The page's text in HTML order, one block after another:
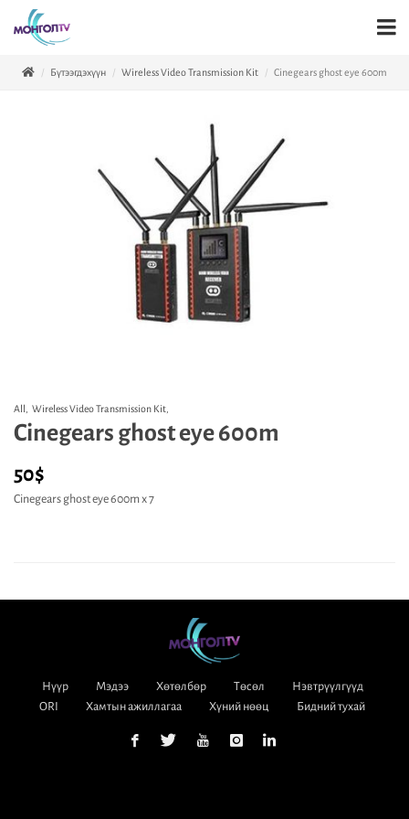
Бүтээгдэхүүн Wireless Video Transmission Kit Cinegears ghost eye 600m
All Wireless Video Transmission Kit
Cinegears ghost eye 600m
50$
Cinegears ghost eye 600m х 7
Нүүр Мэдээ Хөтөлбөр Төсөл
Нэвтрүүлгүүд
ORI
Хамтын ажиллагаа Хүний нөөц Бидний тухай